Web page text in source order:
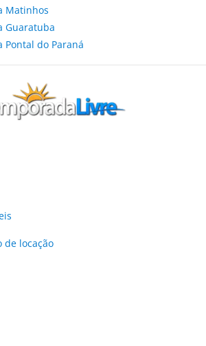
Matinhos
Guaratuba
Pontal do Paraná
de locação